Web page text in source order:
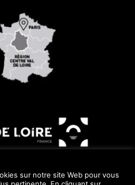
sur notre site Web pour vous